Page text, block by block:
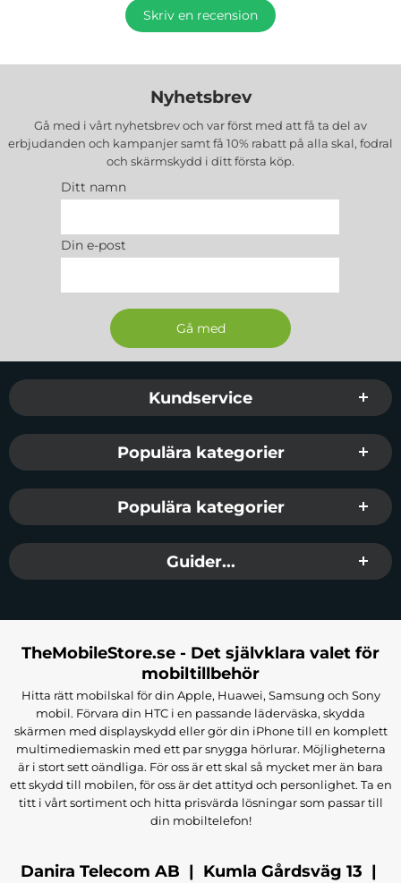
Skriv en recension
Nyhetsbrev
Gå med i vårt nyhetsbrev och var först med att få ta del av
erbjudanden och kampanjer samt få 10% rabatt på alla skal, fodral
och skärmskydd i ditt första köp.
Ditt namn
Din e-post
Sidfot Blandad info och länkar
Kundservice
Populära kategorier
Populära kategorier
Guider...
TheMobileStore.se - Det självklara valet för
mobiltillbehör
Hitta rätt mobilskal för din Apple, Huawei, Samsung och Sony
mobil. Förvara din HTC i en passande läderväska, skydda
skärmen med displayskydd eller gör din iPhone till en komplett
multimediemaskin med ett par snygga hörlurar. Möjligheterna
är i stort sett oändliga. För oss är ett skal så mycket mer än bara
ett skydd till mobilen, för oss är det attityd och personlighet. Ta en
titt i vårt sortiment och hitta prisvärda lösningar som passar till
din mobiltelefon!
Danira Telecom AB | Kumla Gårdsväg 13 |